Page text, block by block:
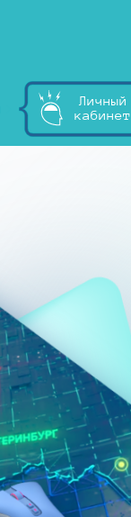
Личный
кабинет